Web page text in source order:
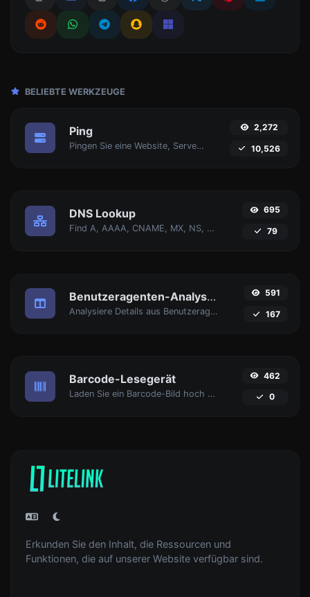
BELIEBTE WERKZEUGE
Ping
Pingen Sie eine Website, Server oder Port an.
2,272
10,526
DNS Lookup
Find A, AAAA, CNAME, MX, NS, TXT, SOA DNS-Einträge eines Hosts.
695
79
Benutzeragenten-Analysator
Analysiere Details aus Benutzeragent-Strings.
591
167
Barcode-Lesegerät
Laden Sie ein Barcode-Bild hoch und extrahieren Sie die Daten daraus.
462
0
Erkunden Sie den Inhalt, die Ressourcen und
Funktionen, die auf unserer Website verfügbar sind.